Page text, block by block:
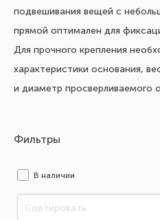
подвешивания вещей с
прямой оптимален для
Для прочного крепления
характеристики основания,
и диаметр просверливаемого
Фильтры
В наличии
Сортировать